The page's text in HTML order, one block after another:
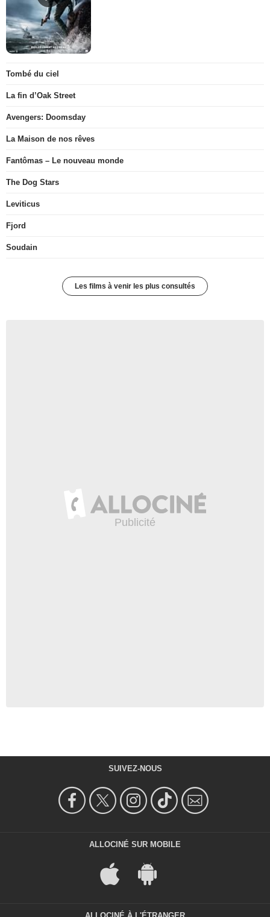
Tombé du ciel
La fin d’Oak Street
Avengers: Doomsday
La Maison de nos rêves
Fantômas – Le nouveau monde
The Dog Stars
Leviticus
Fjord
Soudain
Les films à venir les plus consultés
SUIVEZ-NOUS
ALLOCINÉ SUR MOBILE